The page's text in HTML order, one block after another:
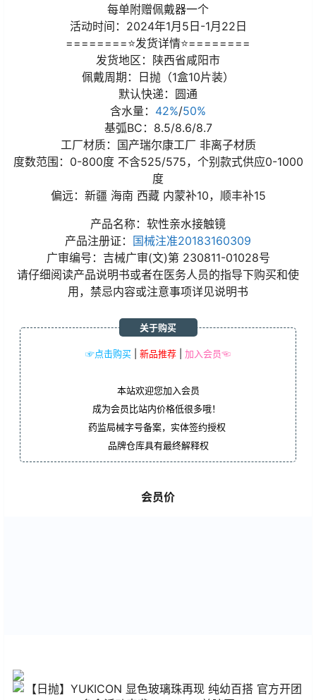
每单附赠佩戴器一个
活动时间：2024年1月5日-1月22日
========⭐发货详情⭐========
发货地区：陕西省咸阳市
佩戴周期：日抛（1盒10片装）
默认快递：圆通
含水量： 42%/50%
基弧BC：8.5/8.6/8.7
工厂材质：国产瑞尔康工厂 非离子材质
度数范围：0-800度 不含525/575，个别款式供应0-1000
度
偏远：新疆 海南 西藏 内蒙补10，顺丰补15
产品名称：软性亲水接触镜
产品注册证： 国械注准20183160309
广审编号：吉械广审(文)第 230811-01028号
请仔细阅读产品说明书或者在医务人员的指导下购买和使
用，禁忌内容或注意事项详见说明书
☞点击购买 新品推荐 加入会员☜
关于购买
本站欢迎您加入会员
成为会员比站内价格低很多哦！
药监局械字号备案，实体签约授权
品牌仓库具有最终解释权
会员价